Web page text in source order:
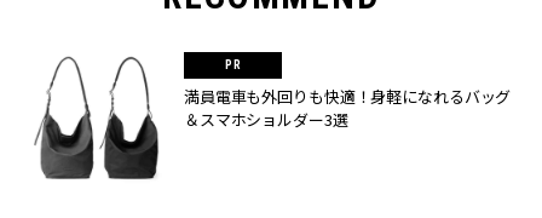
満員電車も外回りも快適！身軽になれるバッグ
＆スマホショルダー3選